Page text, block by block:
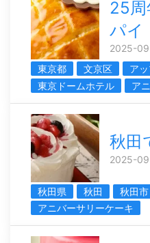
25
パイ
2025-
東京都
文京区
ア
東京ドームホテル
ア
秋田
2025-
秋田県 秋田 秋田市
アニバーサリーケーキ